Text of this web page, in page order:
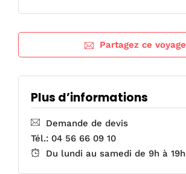
Partagez ce voyage
Plus d’informations
Demande de devis
Tél.: 04 56 66 09 10
Du lundi au samedi de 9h à 19h